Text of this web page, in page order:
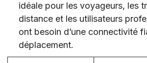
idéale pour les voyageurs, les
distance et les utilisateurs
ont besoin d’une connectivité
déplacement.